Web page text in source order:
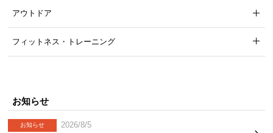
アウトドア
フィットネス・トレーニング
お知らせ
お知らせ
2026/8/5